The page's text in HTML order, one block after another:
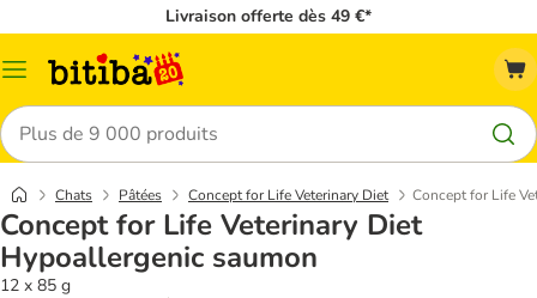
Livraison offerte dès 49 €*
Menu
Rechercher
Chats Pâtées Concept for Life Veterinary Diet Concept for Life
Concept for Life Veterinary Diet
Hypoallergenic saumon
12 x 85 g